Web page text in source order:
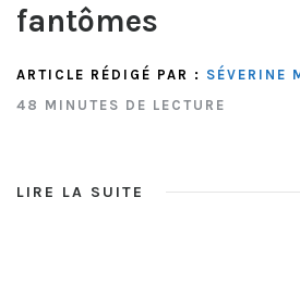
fantômes
ARTICLE RÉDIGÉ PAR : SÉVERINE
48 MINUTES DE LECTURE
LIRE LA SUITE